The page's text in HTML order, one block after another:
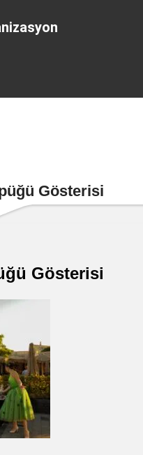
Gösterisi
Gösterisi